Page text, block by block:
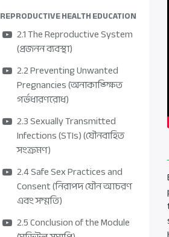
REPRODUCTIVE HEALTH EDUCATION
2.1 The Reproductive System
(প্রজনন ব্যবস্থা)
2.2 Preventing Unwanted
Pregnancies (অনাকাঙ্ক্ষিত
গর্ভধারণরোধ)
2.3 Sexually Transmitted
Infections (STIs) (যৌনবাহিত
সংক্রমণ)
2.4 Safe Sex Practices and
Consent (নিরাপদ যৌন আচরণ
এবং সম্মতি)
2.5 Conclusion of the Module